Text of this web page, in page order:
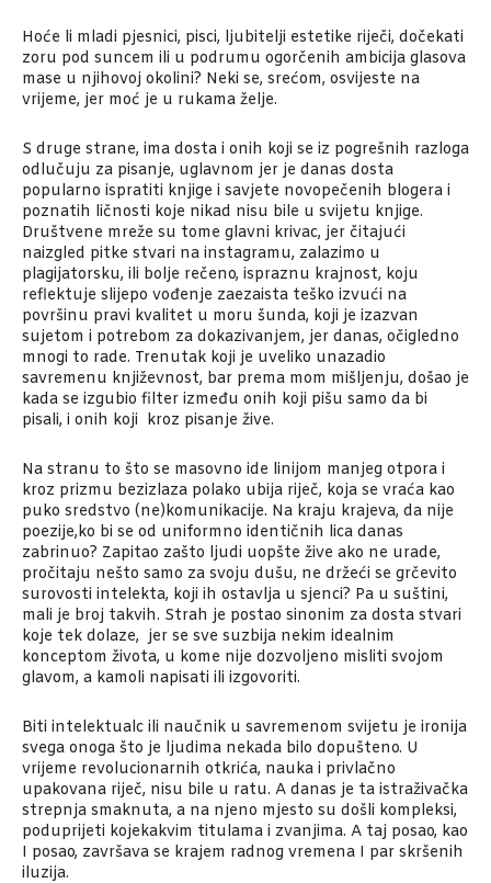
Hoće li mladi pjesnici, pisci, ljubitelji estetike riječi, dočekati
zoru pod suncem ili u podrumu ogorčenih ambicija glasova
mase u njihovoj okolini? Neki se, srećom, osvijeste na
vrijeme, jer moć je u rukama želje.
S druge strane, ima dosta i onih koji se iz pogrešnih razloga
odlučuju za pisanje, uglavnom jer je danas dosta
popularno ispratiti knjige i savjete novopečenih blogera i
poznatih ličnosti koje nikad nisu bile u svijetu knjige.
Društvene mreže su tome glavni krivac, jer čitajući
naizgled pitke stvari na instagramu, zalazimo u
plagijatorsku, ili bolje rečeno, ispraznu krajnost, koju
reflektuje slijepo vođenje zaezaista teško izvući na
površinu pravi kvalitet u moru šunda, koji je izazvan
sujetom i potrebom za dokazivanjem, jer danas, očigledno
mnogi to rade. Trenutak koji je uveliko unazadio
savremenu književnost, bar prema mom mišljenju, došao je
kada se izgubio filter između onih koji pišu samo da bi
pisali, i onih koji kroz pisanje žive.
Na stranu to što se masovno ide linijom manjeg otpora i
kroz prizmu bezizlaza polako ubija riječ, koja se vraća kao
puko sredstvo (ne)komunikacije. Na kraju krajeva, da nije
poezije,ko bi se od uniformno identičnih lica danas
zabrinuo? Zapitao zašto ljudi uopšte žive ako ne urade,
pročitaju nešto samo za svoju dušu, ne držeći se grčevito
surovosti intelekta, koji ih ostavlja u sjenci? Pa u suštini,
mali je broj takvih. Strah je postao sinonim za dosta stvari
koje tek dolaze, jer se sve suzbija nekim idealnim
konceptom života, u kome nije dozvoljeno misliti svojom
glavom, a kamoli napisati ili izgovoriti.
Biti intelektualc ili naučnik u savremenom svijetu je ironija
svega onoga što je ljudima nekada bilo dopušteno. U
vrijeme revolucionarnih otkrića, nauka i privlačno
upakovana riječ, nisu bile u ratu. A danas je ta istraživačka
strepnja smaknuta, a na njeno mjesto su došli kompleksi,
poduprijeti kojekakvim titulama i zvanjima. A taj posao, kao
I posao, završava se krajem radnog vremena I par skršenih
iluzija.